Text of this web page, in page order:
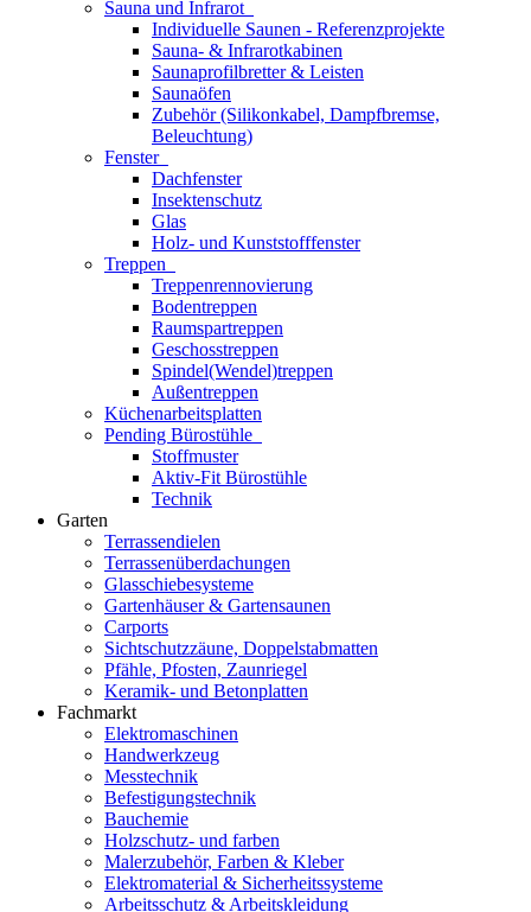
Sauna und Infrarot
Individuelle Saunen - Referenzprojekte
Sauna- & Infrarotkabinen
Saunaprofilbretter & Leisten
Saunaöfen
Zubehör (Silikonkabel, Dampfbremse,
Beleuchtung)
Fenster
Dachfenster
Insektenschutz
Glas
Holz- und Kunststofffenster
Treppen
Treppenrennovierung
Bodentreppen
Raumspartreppen
Geschosstreppen
Spindel(Wendel)treppen
Außentreppen
Küchenarbeitsplatten
Pending Bürostühle
Stoffmuster
Aktiv-Fit Bürostühle
Technik
Garten
Terrassendielen
Terrassenüberdachungen
Glasschiebesysteme
Gartenhäuser & Gartensaunen
Carports
Sichtschutzzäune, Doppelstabmatten
Pfähle, Pfosten, Zaunriegel
Keramik- und Betonplatten
Fachmarkt
Elektromaschinen
Handwerkzeug
Messtechnik
Befestigungstechnik
Bauchemie
Holzschutz- und farben
Malerzubehör, Farben & Kleber
Elektromaterial & Sicherheitssysteme
Arbeitsschutz & Arbeitskleidung